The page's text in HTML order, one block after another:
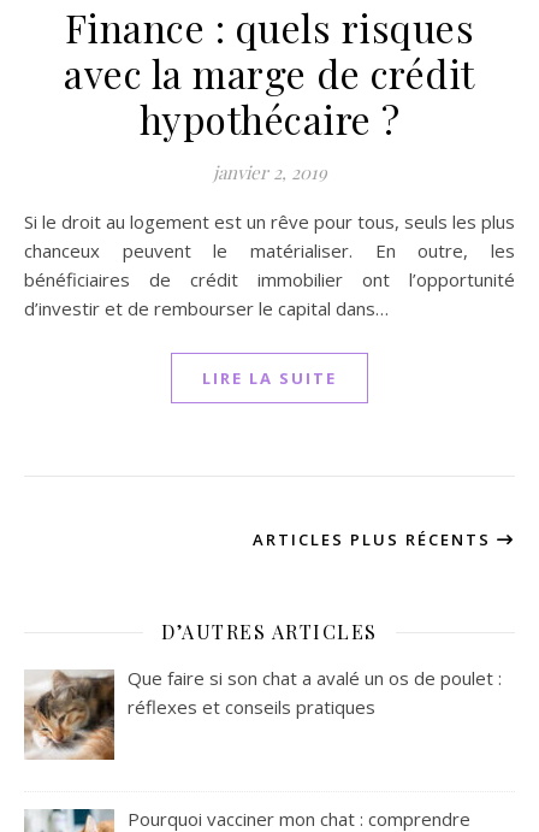
Finance : quels risques
avec la marge de crédit
hypothécaire ?
janvier 2, 2019
Si le droit au logement est un rêve pour tous, seuls les plus
chanceux peuvent le matérialiser. En outre, les
bénéficiaires de crédit immobilier ont l’opportunité
d’investir et de rembourser le capital dans…
LIRE LA SUITE
ARTICLES PLUS RÉCENTS
D’AUTRES ARTICLES
Que faire si son chat a avalé un os de poulet :
réflexes et conseils pratiques
Pourquoi vacciner mon chat : comprendre